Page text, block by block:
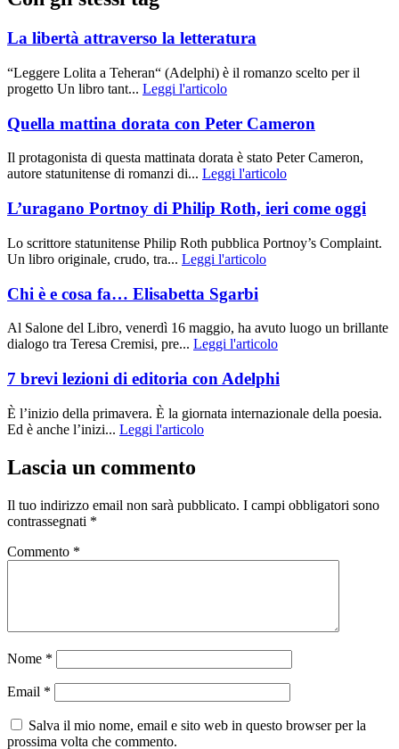
La libertà attraverso la letteratura
“Leggere Lolita a Teheran“ (Adelphi) è il romanzo scelto per il
progetto Un libro tant... Leggi l'articolo
Quella mattina dorata con Peter Cameron
Il protagonista di questa mattinata dorata è stato Peter Cameron,
autore statunitense di romanzi di... Leggi l'articolo
L’uragano Portnoy di Philip Roth, ieri come oggi
Lo scrittore statunitense Philip Roth pubblica Portnoy’s Complaint.
Un libro originale, crudo, tra... Leggi l'articolo
Chi è e cosa fa… Elisabetta Sgarbi
Al Salone del Libro, venerdì 16 maggio, ha avuto luogo un brillante
dialogo tra Teresa Cremisi, pre... Leggi l'articolo
7 brevi lezioni di editoria con Adelphi
È l’inizio della primavera. È la giornata internazionale della poesia.
Ed è anche l’inizi... Leggi l'articolo
Lascia un commento
Il tuo indirizzo email non sarà pubblicato. I campi obbligatori sono
contrassegnati *
Commento *
Nome *
Email *
Salva il mio nome, email e sito web in questo browser per la
prossima volta che commento.